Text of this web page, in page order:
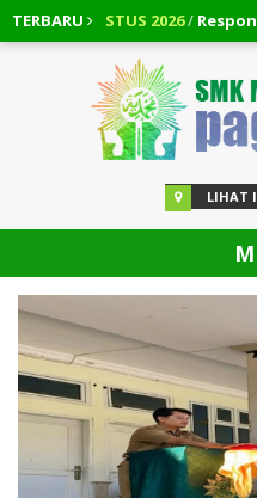
TERBARU
03 AGUSTUS 2026/Respon
LIHAT